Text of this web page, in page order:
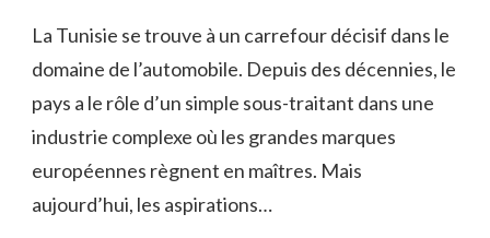
La Tunisie se trouve à un carrefour décisif dans le
domaine de l’automobile. Depuis des décennies, le
pays a le rôle d’un simple sous-traitant dans une
industrie complexe où les grandes marques
européennes règnent en maîtres. Mais
aujourd’hui, les aspirations…